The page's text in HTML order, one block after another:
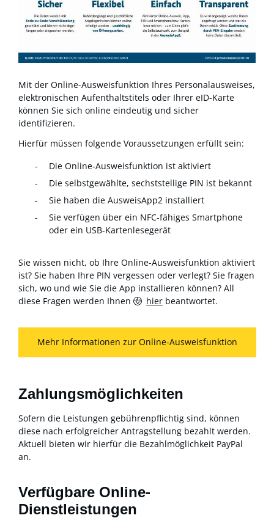
Mit der Online-Ausweisfunktion Ihres Personalausweises,
elektronischen Aufenthaltstitels oder Ihrer eID-Karte
können Sie sich online eindeutig und sicher
identifizieren.
Hierfür müssen folgende Voraussetzungen erfüllt sein:
Die Online-Ausweisfunktion ist aktiviert
Die selbstgewählte, sechststellige PIN ist bekannt
Sie haben die AusweisApp2 installiert
Sie verfügen über ein NFC-fähiges Smartphone
oder ein USB-Kartenlesegerät
Sie wissen nicht, ob Ihre Online-Ausweisfunktion aktiviert
ist? Sie haben Ihre PIN vergessen oder verlegt? Sie fragen
sich, wo und wie Sie die App installieren können? All
diese Fragen werden Ihnen
hier beantwortet.
Mehr Informationen zur Online-Ausweisfunktion
Zahlungsmöglichkeiten
Sofern die Leistungen gebührenpflichtig sind, können
diese nach erfolgreicher Antragstellung bezahlt werden.
Aktuell bieten wir hierfür die Bezahlmöglichkeit PayPal
an.
Verfügbare Online-
Dienstleistungen